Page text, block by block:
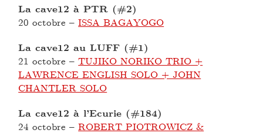
La cave12 à PTR (#2)
20 octobre –ISSA BAGAYOGO
La cave12 au LUFF (#1)
21 octobre –TUJIKO NORIKO TRIO +
LAWRENCE ENGLISH SOLO + JOHN
CHANTLER SOLO
La cave12 à l’Ecurie (#184)
24 octobre –ROBERT PIOTROWICZ &